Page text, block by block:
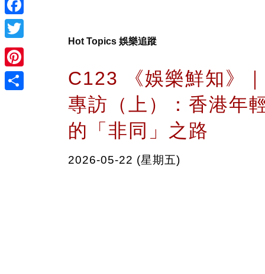
Facebook
Twitter
Pinterest
Hot Topics 娛樂追蹤
C123 《娛樂鮮知》
專訪（上）：香港年
的「非同」之路
2026-05-22 (星期五)